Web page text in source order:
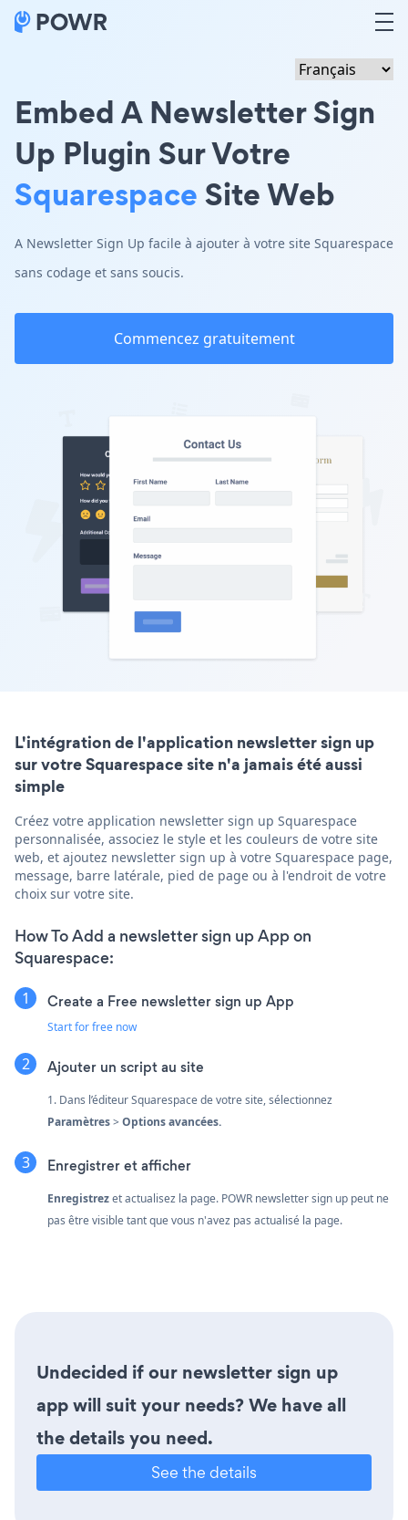
Embed A Newsletter Sign
Up Plugin Sur Votre
SquarespaceSite Web
A Newsletter Sign Up facile à ajouter à votre site Squarespace
sans codage et sans soucis.
Commencez gratuitement
L'intégration de l'application newsletter sign up
sur votre Squarespace site n'a jamais été aussi
simple
Créez votre application newsletter sign up Squarespace
personnalisée, associez le style et les couleurs de votre site
web, et ajoutez newsletter sign up à votre Squarespace page,
message, barre latérale, pied de page ou à l'endroit de votre
choix sur votre site.
How To Add a newsletter sign up App on
Squarespace:
Create a Free newsletter sign up App
Start for free now
Ajouter un script au site
1. Dans l’éditeur Squarespace de votre site, sélectionnez
Paramètres> Optionsavancées.
Enregistrer et afficher
Enregistrezet actualisez la page. POWR newsletter sign up peut ne
pas être visible tant que vous n'avez pas actualisé la page.
Undecided if our newsletter sign up
app will suit your needs? We have all
the details you need.
See the details